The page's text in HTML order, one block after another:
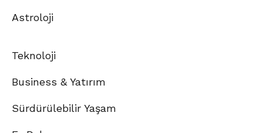
Astroloji
Teknoloji
Business & Yatırım
Sürdürülebilir Yaşam